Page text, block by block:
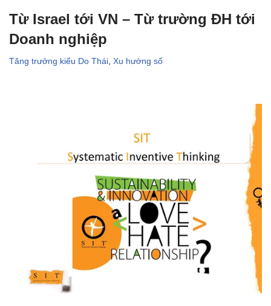
Từ Israel tới VN – Từ trường ĐH tới
Doanh nghiệp
Tăng trưởng kiểu Do Thái Xu hướng số